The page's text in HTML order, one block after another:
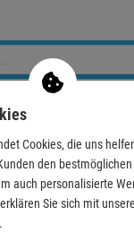
zurück zum Artikel
Bewertungen
schreiben
Cookies, die uns
den
auch personalisierte
Sie sich mit